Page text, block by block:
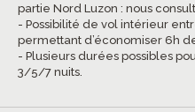
partie Nord Luzon : nous
- Possibilité de vol intérieur
permettant d’économiser 6h
- Plusieurs durées possibles
3/5/7 nuits.